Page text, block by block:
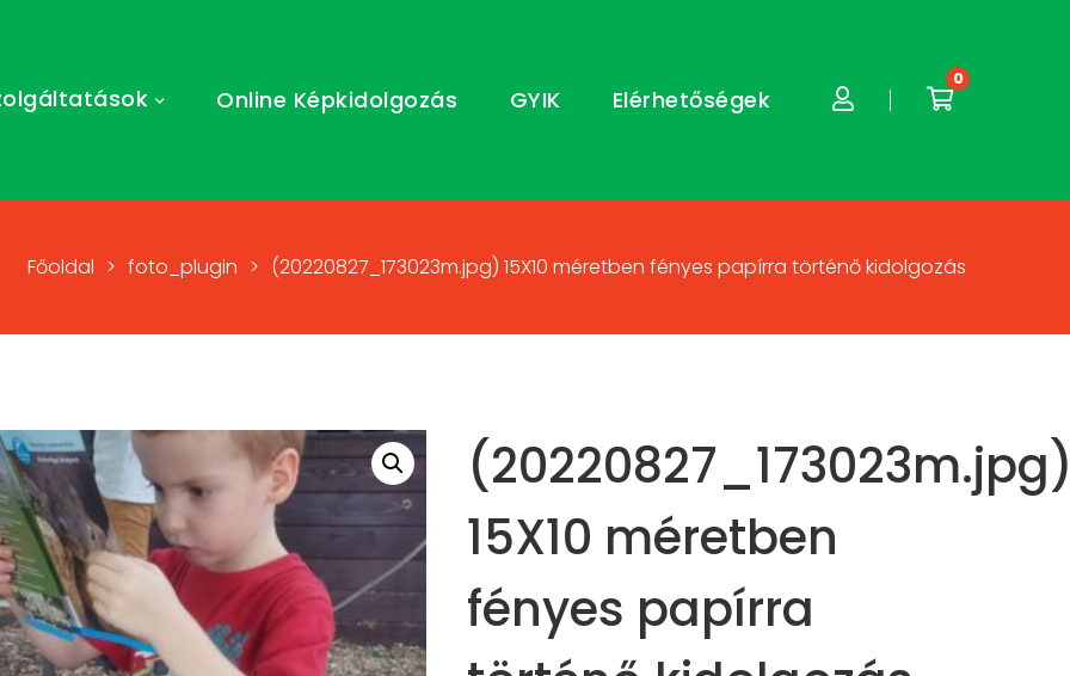
Online Képkidolgozás GYIK Elérhetőségek
0
Főoldal > foto_plugin > (20220827_173023m.jpg) 15X10 méretben fényes papírra történő kidolgozás
15X10 méretben
fényes papírra